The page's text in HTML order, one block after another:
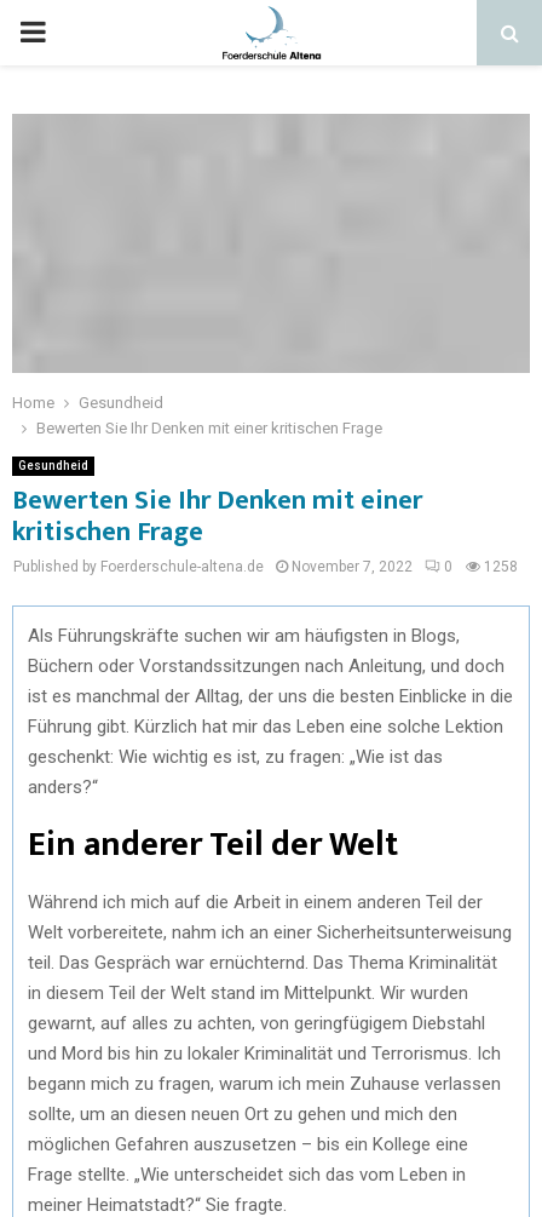
Home
Gesundheid
Bewerten Sie Ihr Denken mit einer kritischen Frage
Gesundheid
Bewerten Sie Ihr Denken mit einer
kritischen Frage
Published by Foerderschule-altena.de November 7, 2022 0 1258
Als Führungskräfte suchen wir am häufigsten in Blogs,
Büchern oder Vorstandssitzungen nach Anleitung, und doch
ist es manchmal der Alltag, der uns die besten Einblicke in die
Führung gibt. Kürzlich hat mir das Leben eine solche Lektion
geschenkt: Wie wichtig es ist, zu fragen: „Wie ist das
anders?“
Ein anderer Teil der Welt
Während ich mich auf die Arbeit in einem anderen Teil der
Welt vorbereitete, nahm ich an einer Sicherheitsunterweisung
teil. Das Gespräch war ernüchternd. Das Thema Kriminalität
in diesem Teil der Welt stand im Mittelpunkt. Wir wurden
gewarnt, auf alles zu achten, von geringfügigem Diebstahl
und Mord bis hin zu lokaler Kriminalität und Terrorismus. Ich
begann mich zu fragen, warum ich mein Zuhause verlassen
sollte, um an diesen neuen Ort zu gehen und mich den
möglichen Gefahren auszusetzen – bis ein Kollege eine
Frage stellte. „Wie unterscheidet sich das vom Leben in
meiner Heimatstadt?“ Sie fragte.